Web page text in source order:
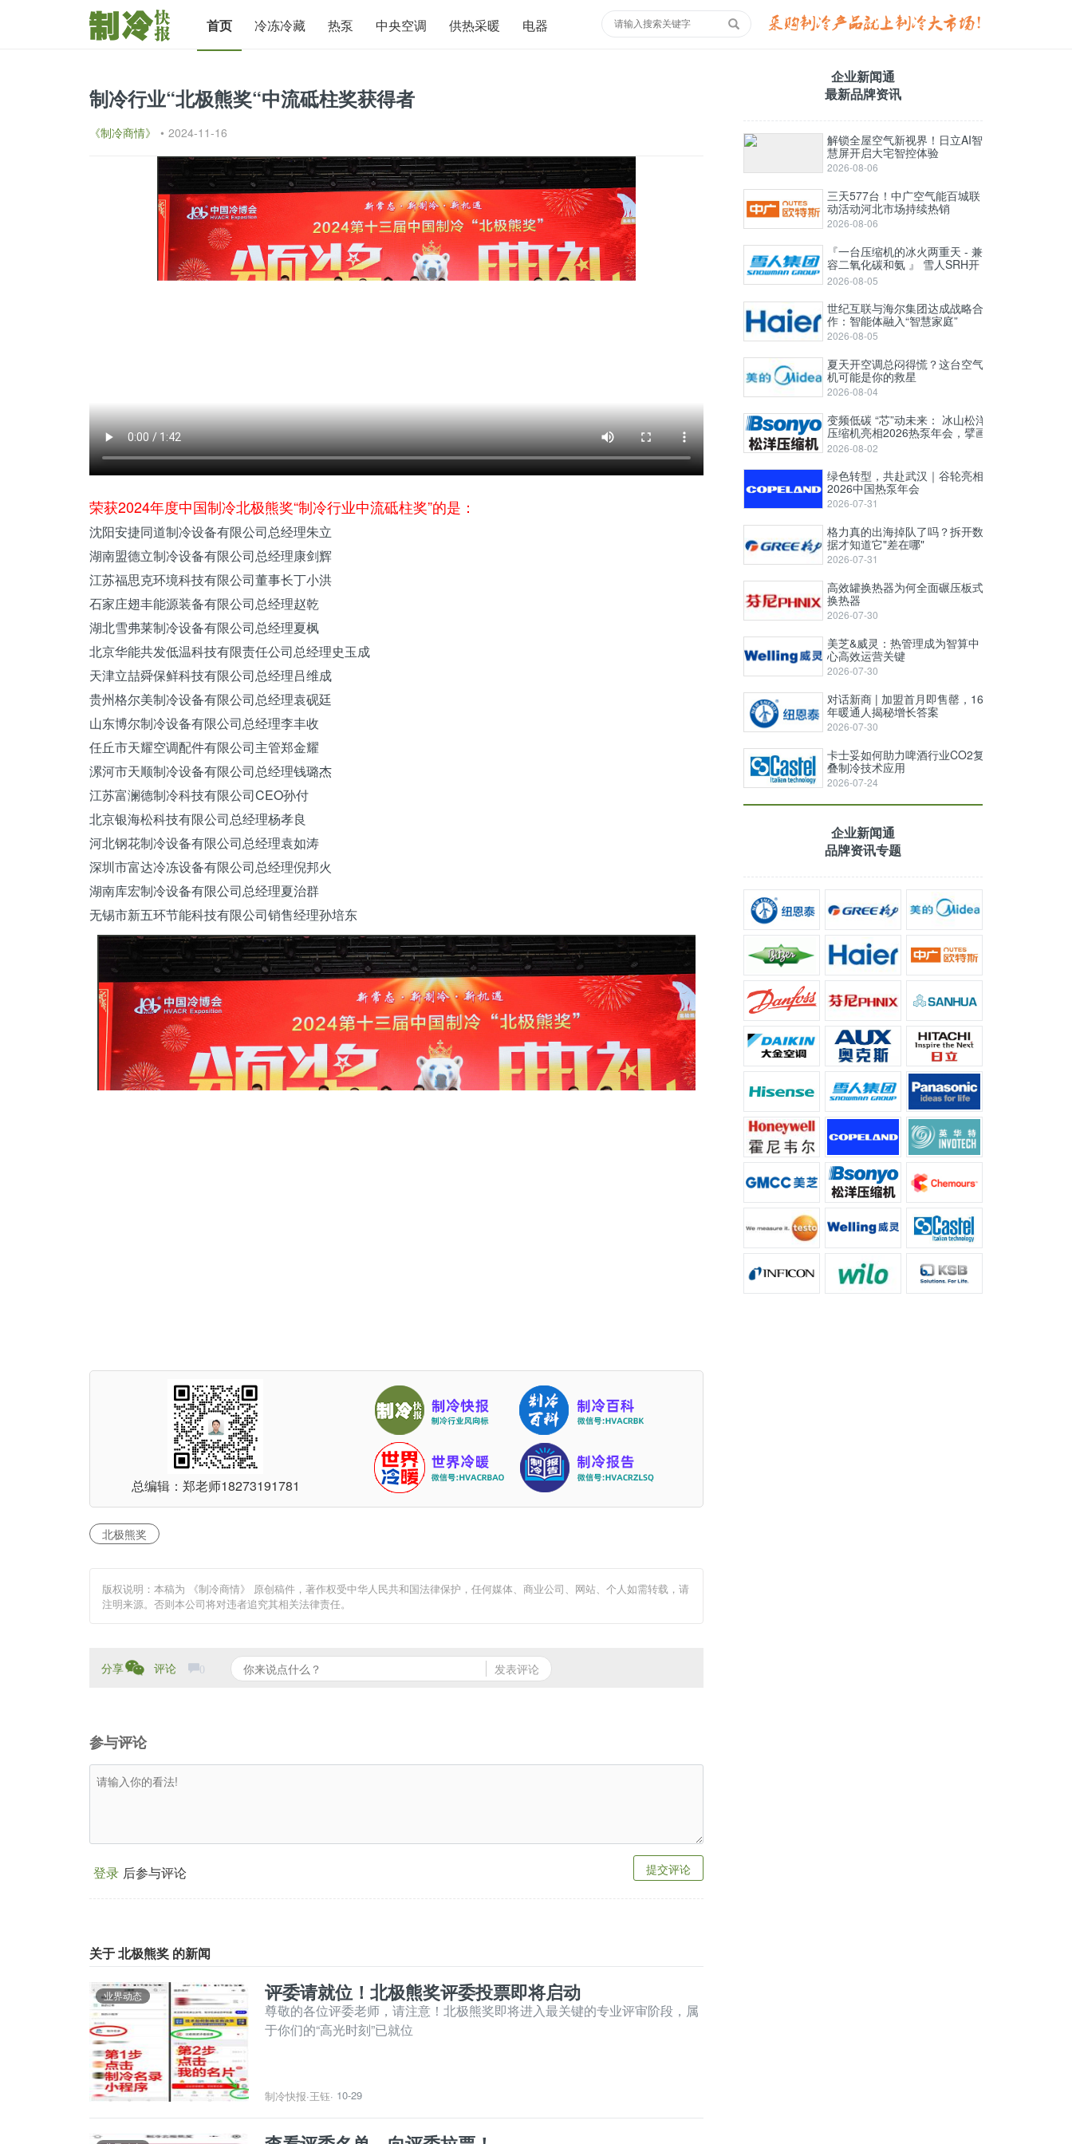
首页 冷冻冷藏 热泵 中央空调 供热采暖 电器
制冷行业“北极熊奖“中流砥柱奖获得者
《制冷商情》 • 2024-11-16
荣获2024年度中国制冷北极熊奖“制冷行业中流砥柱奖”的是：
沈阳安捷同道制冷设备有限公司总经理朱立
湖南盟德立制冷设备有限公司总经理康剑辉
江苏福思克环境科技有限公司董事长丁小洪
石家庄翅丰能源装备有限公司总经理赵乾
湖北雪弗莱制冷设备有限公司总经理夏枫
北京华能共发低温科技有限责任公司总经理史玉成
天津立喆舜保鲜科技有限公司总经理吕维成
贵州格尔美制冷设备有限公司总经理袁砚廷
山东博尔制冷设备有限公司总经理李丰收
任丘市天耀空调配件有限公司主管郑金耀
漯河市天顺制冷设备有限公司总经理钱璐杰
江苏富澜德制冷科技有限公司CEO孙付
北京银海松科技有限公司总经理杨孝良
河北钢花制冷设备有限公司总经理袁如涛
深圳市富达冷冻设备有限公司总经理倪邦火
湖南库宏制冷设备有限公司总经理夏治群
无锡市新五环节能科技有限公司销售经理孙培东
总编辑：郑老师18273191781
北极熊奖
版权说明：本稿为 《制冷商情》 原创稿件，著作权受中华人民共和国法律保护，任何媒体、商业公司、网站、个人如需转载，请
注明来源。否则本公司将对违者追究其相关法律责任。
分享 评论 0 发表评论
参与评论
提交评论
登录 后参与评论
关于 北极熊奖 的新闻
业界动态 评委请就位！北极熊奖评委投票即将启动
尊敬的各位评委老师，请注意！北极熊奖即将进入最关键的专业评审阶段，属
于你们的“高光时刻”已就位
制冷快报·王钰· 10-29
企业新闻通
最新品牌资讯
解锁全屋空气新视界！日立AI智
慧屏开启大宅智控体验
2026-08-06
三天577台！中广空气能百城联
动活动河北市场持续热销
2026-08-06
『一台压缩机的冰火两重天 - 兼
容二氧化碳和氨 』 雪人SRH开
启式高压螺杆压缩机
2026-08-05
世纪互联与海尔集团达成战略合
作：智能体融入“智慧家庭”
2026-08-05
夏天开空调总闷得慌？这台空气
机可能是你的救星
2026-08-04
变频低碳 “芯”动未来： 冰山松洋
压缩机亮相2026热泵年会，擘画
工业高温与极寒采暖新图景
2026-08-02
绿色转型，共赴武汉｜谷轮亮相
2026中国热泵年会
2026-07-31
格力真的出海掉队了吗？拆开数
据才知道它"差在哪"
2026-07-31
高效罐换热器为何全面碾压板式
换热器
2026-07-30
美芝&威灵：热管理成为智算中
心高效运营关键
2026-07-30
对话新商 | 加盟首月即售罄，16
年暖通人揭秘增长答案
2026-07-30
卡士妥如何助力啤酒行业CO2复
叠制冷技术应用
2026-07-24
企业新闻通
品牌资讯专题